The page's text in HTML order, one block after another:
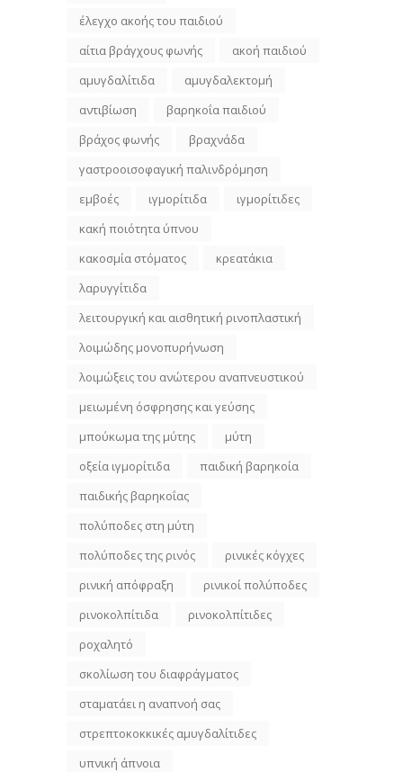
έλεγχο ακοής του παιδιού
αίτια βράγχους φωνής
ακοή παιδιού
αμυγδαλίτιδα
αμυγδαλεκτομή
αντιβίωση
βαρηκοΐα παιδιού
βράχος φωνής
βραχνάδα
γαστροοισοφαγική παλινδρόμηση
εμβοές
ιγμορίτιδα
ιγμορίτιδες
κακή ποιότητα ύπνου
κακοσμία στόματος
κρεατάκια
λαρυγγίτιδα
λειτουργική και αισθητική ρινοπλαστική
λοιμώδης μονοπυρήνωση
λοιμώξεις του ανώτερου αναπνευστικού
μειωμένη όσφρησης και γεύσης
μπούκωμα της μύτης
μύτη
οξεία ιγμορίτιδα
παιδική βαρηκοία
παιδικής βαρηκοΐας
πολύποδες στη μύτη
πολύποδες της ρινός
ρινικές κόγχες
ρινική απόφραξη
ρινικοί πολύποδες
ρινοκολπίτιδα
ρινοκολπίτιδες
ροχαλητό
σκολίωση του διαφράγματος
σταματάει η αναπνοή σας
στρεπτοκοκκικές αμυγδαλίτιδες
υπνική άπνοια